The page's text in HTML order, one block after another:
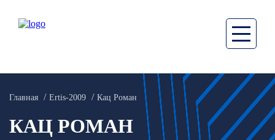
Главная Ertis-2009 Кац Роман
КАЦ РОМАН